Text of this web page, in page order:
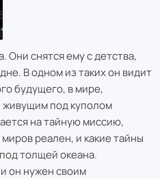
Они снятся ему с детства,
В одном из таких он видит
будущего, в мире,
под куполом
на тайную миссию,
реален, и какие тайны
толщей океана.
он нужен своим